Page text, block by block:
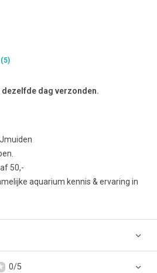
dag verzonden.
50,-
aquarium kennis & ervaring in
0/5